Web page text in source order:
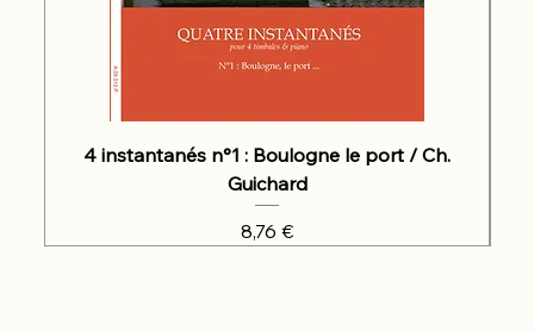
4 instantanés n°1 : Boulogne le port / Ch.
Guichard
Prix
8,76 €